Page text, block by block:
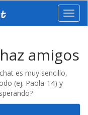
amigos
es muy sencillo,
(ej. Paola-14) y